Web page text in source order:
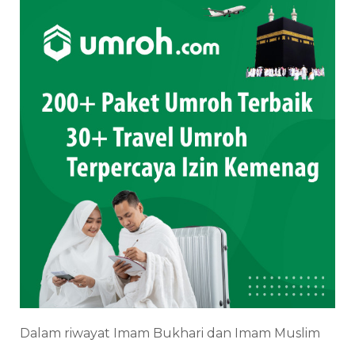
Dalam riwayat Imam Bukhari dan Imam Muslim